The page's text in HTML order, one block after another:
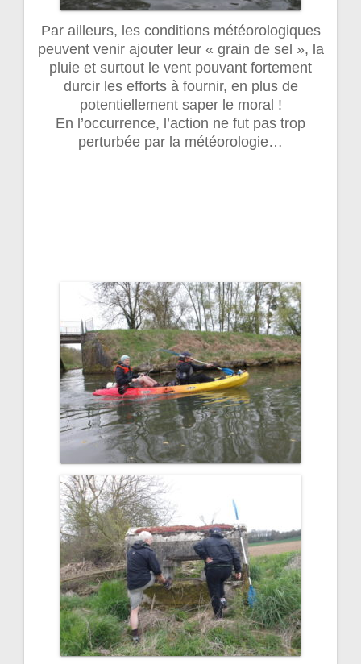
Par ailleurs, les conditions météorologiques
peuvent venir ajouter leur « grain de sel », la
pluie et surtout le vent pouvant fortement
durcir les efforts à fournir, en plus de
potentiellement saper le moral !
En l’occurrence, l’action ne fut pas trop
perturbée par la météorologie…